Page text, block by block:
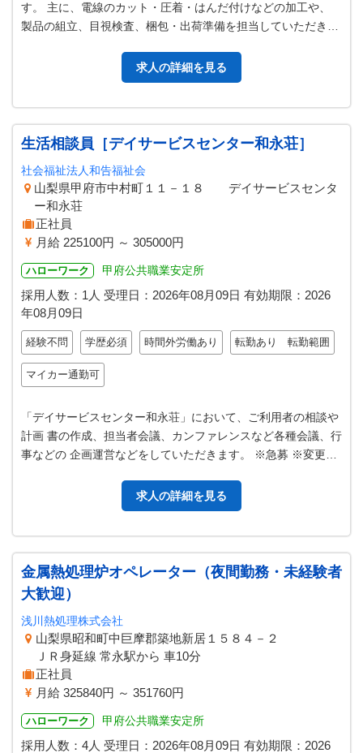
す。 主に、電線のカット・圧着・はんだ付けなどの加工や、
製品の組立、目視検査、梱包・出荷準備を担当していただきま
求人の詳細を見る
生活相談員［デイサービスセンター和永荘］
社会福祉法人和告福祉会
山梨県甲府市中村町１１－１８ デイサービスセンタ
ー和永荘
正社員
月給 225100円 ～ 305000円
ハローワーク 甲府公共職業安定所
採用人数：1人 受理日： 2026年08月09日 有効期限： 2026
年08月09日
経験不問 学歴必須 時間外労働あり 転勤あり 転勤範囲
マイカー通勤可
「デイサービスセンター和永荘」において、ご利用者の相談や
計画 書の作成、担当者会議、カンファレンスなど各種会議、行
事などの 企画運営などをしていただきます。 ※急募 ※変更範
求人の詳細を見る
金属熱処理炉オペレーター（夜間勤務・未経験者
大歓迎）
浅川熱処理株式会社
山梨県昭和町中巨摩郡築地新居１５８４－２
ＪＲ身延線 常永駅から 車10分
正社員
月給 325840円 ～ 351760円
ハローワーク 甲府公共職業安定所
採用人数：4人 受理日： 2026年08月09日 有効期限： 2026